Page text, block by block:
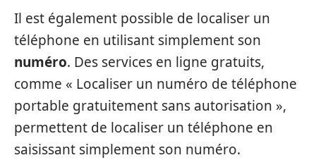
Il est également possible de localiser un
téléphone en utilisant simplement son
numéro. Des services en ligne gratuits,
comme « Localiser un numéro de téléphone
portable gratuitement sans autorisation »,
permettent de localiser un téléphone en
saisissant simplement son numéro.